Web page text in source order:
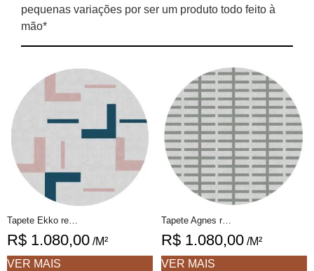
pequenas variações por ser um produto todo feito à
mão*
R$ 1.080,00 /M²
VER MAIS
Tapete Agnes redondo 1 geométrico feito à mão, 100% algodão reciclado
R$ 1.080,00 /M²
VER MAIS